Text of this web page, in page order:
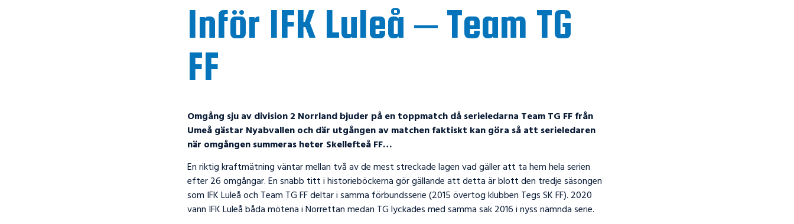
Inför IFK Luleå – Team TG
FF
Omgång sju av division 2 Norrland bjuder på en toppmatch då serieledarna Team TG FF från
Umeå gästar Nyabvallen och där utgången av matchen faktiskt kan göra så att serieledaren
när omgången summeras heter Skellefteå FF…
En riktig kraftmätning väntar mellan två av de mest streckade lagen vad gäller att ta hem hela serien
efter 26 omgångar. En snabb titt i historieböckerna gör gällande att detta är blott den tredje säsongen
som IFK Luleå och Team TG FF deltar i samma förbundsserie (2015 övertog klubben Tegs SK FF). 2020
vann IFK Luleå båda mötena i Norrettan medan TG lyckades med samma sak 2016 i nyss nämnda serie.